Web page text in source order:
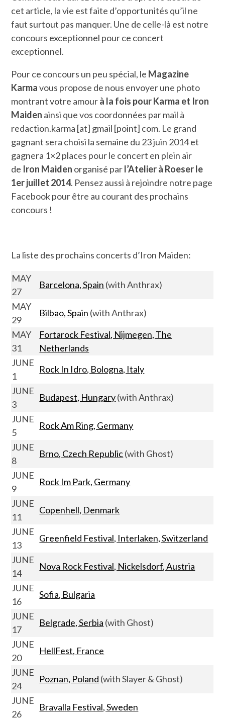
cet article, la vie est faite d’opportunités qu’il ne
faut surtout pas manquer. Une de celle-là est notre
concours exceptionnel pour ce concert
exceptionnel.
Pour ce concours un peu spécial, le Magazine
Karmavous propose de nous envoyer une photo
montrant votre amourà la fois pour Karma et Iron
Maiden ainsi que vos coordonnées par mail à
redaction.karma [at] gmail [point] com. Le grand
gagnant sera choisi la semaine du 23 juin 2014 et
gagnera 1×2 places pour le concert en plein air
de Iron Maiden organisé parl’Atelier à Roeser le
1er juillet 2014. Pensez aussi à rejoindre notre page
Facebook pour être au courant des prochains
concours !
La liste des prochains concerts d’Iron Maiden:
MAY
27
Barcelona, Spain (with Anthrax)
MAY
29
Bilbao, Spain (with Anthrax)
MAY
31
Fortarock Festival, Nijmegen, The
Netherlands
JUNE
1
Rock In Idro, Bologna, Italy
JUNE
3
Budapest, Hungary(with Anthrax)
JUNE
5
Rock Am Ring, Germany
JUNE
8
Brno, Czech Republic(with Ghost)
JUNE
9
Rock Im Park, Germany
JUNE
11
Copenhell, Denmark
JUNE
13
Greenfield Festival, Interlaken, Switzerland
JUNE
14
Nova Rock Festival, Nickelsdorf, Austria
JUNE
16
Sofia, Bulgaria
JUNE
17
Belgrade, Serbia (with Ghost)
JUNE
20
HellFest, France
JUNE
24
Poznan, Poland (with Slayer & Ghost)
JUNE
26
Bravalla Festival, Sweden